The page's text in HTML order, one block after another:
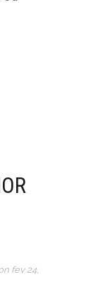
fev 24,